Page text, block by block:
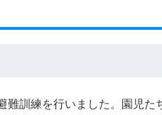
訓練を行いました。園児